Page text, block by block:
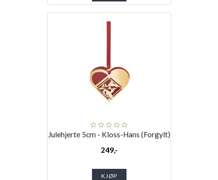
Julehjerte 5cm - Kloss-Hans (Forgylt)
249,-
KJØP